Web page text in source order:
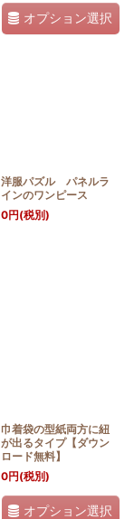
オプション選択
洋服パズル パネルラ
インのワンピース
0円(税別)
巾着袋の型紙両方に紐
が出るタイプ【ダウン
ロード無料】
0円(税別)
オプション選択